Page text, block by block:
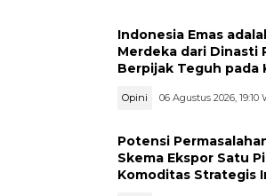
Indonesia Emas
Merdeka dari Dinasti
Berpijak Teguh pada
Opini 06 Agustus 2026, 19:10
Potensi
Skema Ekspor Satu
Komoditas Strategis